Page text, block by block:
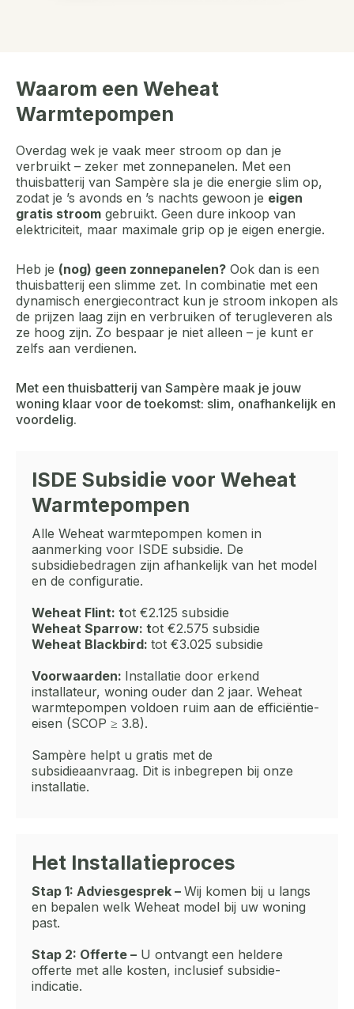
Waarom een Weheat
Warmtepompen
Overdag wek je vaak meer stroom op dan je
verbruikt – zeker met zonnepanelen. Met een
thuisbatterij van Sampère sla je die energie slim op,
zodat je ’s avonds en ’s nachts gewoon je eigen
gratis stroom gebruikt. Geen dure inkoop van
elektriciteit, maar maximale grip op je eigen energie.
Heb je (nog) geen zonnepanelen? Ook dan is een
thuisbatterij een slimme zet. In combinatie met een
dynamisch energiecontract kun je stroom inkopen als
de prijzen laag zijn en verbruiken of terugleveren als
ze hoog zijn. Zo bespaar je niet alleen – je kunt er
zelfs aan verdienen.
Met een thuisbatterij van Sampère maak je jouw
woning klaar voor de toekomst: slim, onafhankelijk en
voordelig.
ISDE Subsidie voor Weheat
Warmtepompen
Alle Weheat warmtepompen komen in
aanmerking voor ISDE subsidie. De
subsidiebedragen zijn afhankelijk van het model
en de configuratie.
Weheat Flint: tot €2.125 subsidie
Weheat Sparrow: tot €2.575 subsidie
Weheat Blackbird: tot €3.025 subsidie
Voorwaarden: Installatie door erkend
installateur, woning ouder dan 2 jaar. Weheat
warmtepompen voldoen ruim aan de efficiëntie-
eisen (SCOP ≥ 3.8).
Sampère helpt u gratis met de
subsidieaanvraag. Dit is inbegrepen bij onze
installatie.
Het Installatieproces
Stap 1: Adviesgesprek – Wij komen bij u langs
en bepalen welk Weheat model bij uw woning
past.
Stap 2: Offerte – U ontvangt een heldere
offerte met alle kosten, inclusief subsidie-
indicatie.